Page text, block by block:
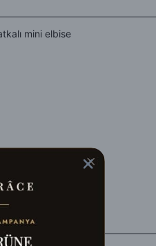
mini elbise